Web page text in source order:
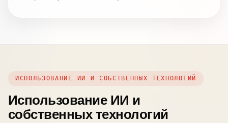
ИСПОЛЬЗОВАНИЕ ИИ И СОБСТВЕННЫХ ТЕХНОЛОГИЙ
Использование ИИ и
собственных технологий